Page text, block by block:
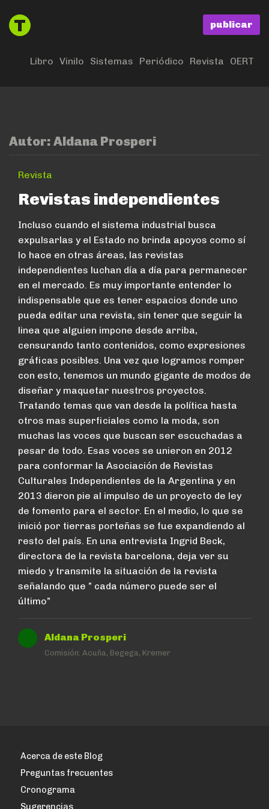
publicar
Libro Vinilo Sistemas Periódico Revista OERT
Autor: Aldana Prosperi
Revista
Revistas independientes
Incluso cuando el sistema industrial busca
expulsarlas y el Estado no brinda apoyos como sí
lo hace en otras áreas, las revistas
independientes luchan día a día para permanecer
en el mercado. Es muy importante entender lo
indispensable que es tener espacios donde uno
pueda editar una revista, sin tener que seguir la
linea que alguien impone desde arriba,
censurando tanto contenidos, como expresiones
gráficas posibles. Una vez que logramos romper
con esto, tenemos un mundo gigante de modos de
diseñar y maquetar nuestros proyectos.
Tratando temas que van desde la política hasta
otros mas superficiales como la moda, son
muchas las voces que buscan ser escuchadas a
pesar de todo. Esas voces se unieron en 2012
para conformar la Asociación de Revistas
Culturales Independientes de la Argentina y en
2013 dieron pie al impulso de un proyecto de ley
de fomento para el sector. En el medio, lo que se
inició por tierras porteñas se fue expandiendo al
resto del país. En una entrevista Ingrid Beck,
directora de la revista barcelona, deja ver su
miedo y transmite la situación de la revista
señalando que ” cada número puede ser el
último”
Aldana Prosperi
Comisión: Acuña, Begega, Kremer
Acerca de este Blog
Preguntas frecuentes
Cronograma
Sugerencias